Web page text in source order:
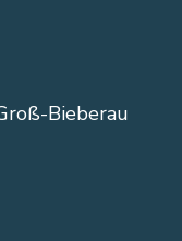
Bieberau